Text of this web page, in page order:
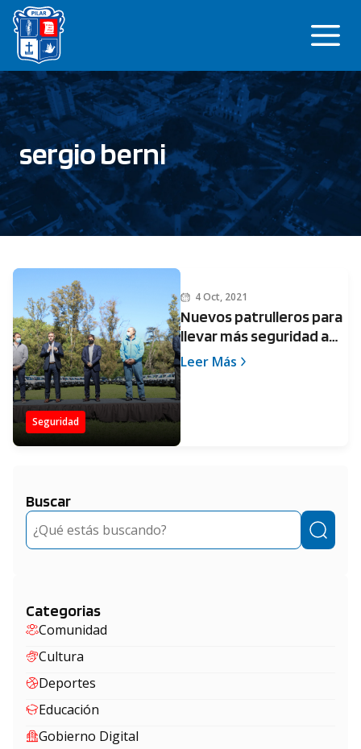
Saltar
contenido
sergio berni
Seguridad
4 Oct, 2021
Nuevos patrulleros para
llevar más seguridad a
los vecinos de Pilar
Leer Más
Buscar
Buscar
Categorias
Comunidad
Cultura
Deportes
Educación
Gobierno Digital